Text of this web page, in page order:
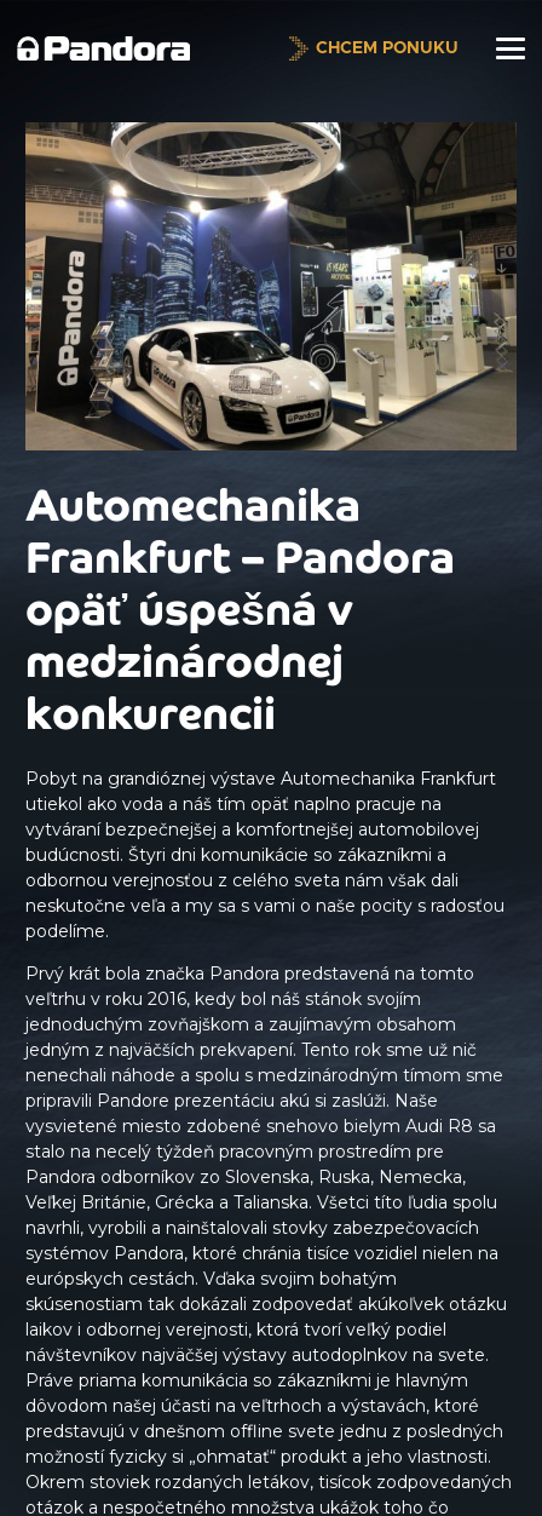
CHCEM PONUKU
Automechanika
Frankfurt – Pandora
opäť úspešná v
medzinárodnej
konkurencii
Pobyt na grandióznej výstave Automechanika Frankfurt
utiekol ako voda a náš tím opäť naplno pracuje na
vytváraní bezpečnejšej a komfortnejšej automobilovej
budúcnosti. Štyri dni komunikácie so zákazníkmi a
odbornou verejnosťou z celého sveta nám však dali
neskutočne veľa a my sa s vami o naše pocity s radosťou
podelíme.
Prvý krát bola značka Pandora predstavená na tomto
veľtrhu v roku 2016, kedy bol náš stánok svojím
jednoduchým zovňajškom a zaujímavým obsahom
jedným z najväčších prekvapení. Tento rok sme už nič
nenechali náhode a spolu s medzinárodným tímom sme
pripravili Pandore prezentáciu akú si zaslúži. Naše
vysvietené miesto zdobené snehovo bielym Audi R8 sa
stalo na necelý týždeň pracovným prostredím pre
Pandora odborníkov zo Slovenska, Ruska, Nemecka,
Veľkej Británie, Grécka a Talianska. Všetci títo ľudia spolu
navrhli, vyrobili a nainštalovali stovky zabezpečovacích
systémov Pandora, ktoré chránia tisíce vozidiel nielen na
európskych cestách. Vďaka svojim bohatým
skúsenostiam tak dokázali zodpovedať akúkoľvek otázku
laikov i odbornej verejnosti, ktorá tvorí veľký podiel
návštevníkov najväčšej výstavy autodoplnkov na svete.
Práve priama komunikácia so zákazníkmi je hlavným
dôvodom našej účasti na veľtrhoch a výstavách, ktoré
predstavujú v dnešnom offline svete jednu z posledných
možností fyzicky si „ohmatať“ produkt a jeho vlastnosti.
Okrem stoviek rozdaných letákov, tisícok zodpovedaných
otázok a nespočetného množstva ukážok toho čo